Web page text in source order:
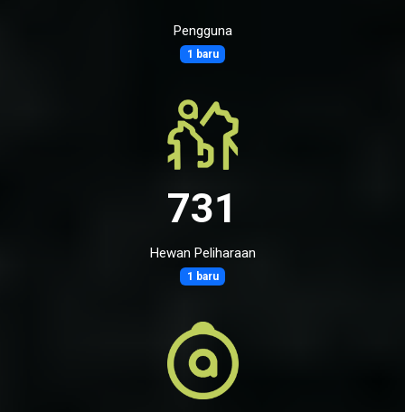
Pengguna
1 baru
731
Hewan Peliharaan
1 baru